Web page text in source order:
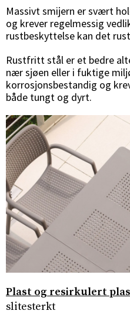
Massivt smijern er svært
og krever regelmessig
rustbeskyttelse kan det
Rustfritt stål er et bedre
nær sjøen eller i fuktige
korrosjonsbestandig og
både tungt og dyrt.
Plast og resirkulert
slitesterkt